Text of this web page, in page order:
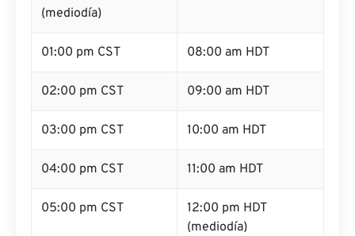
(mediodía)
01:00 pm CST 08:00 am HDT
02:00 pm CST 09:00 am HDT
03:00 pm CST 10:00 am HDT
04:00 pm CST 11:00 am HDT
05:00 pm CST
12:00 pm HDT
(mediodía)